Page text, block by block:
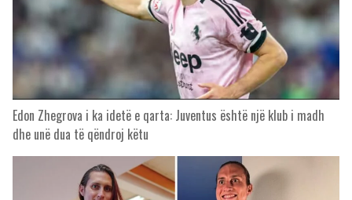
Edon Zhegrova i ka idetë e qarta: Juventus është një klub i madh
dhe unë dua të qëndroj këtu